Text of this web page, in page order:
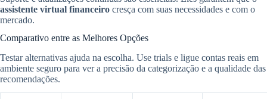
assistente virtual financeiro cresça com suas necessidades e com o
mercado.
Comparativo entre as Melhores Opções
Testar alternativas ajuda na escolha. Use trials e ligue contas reais em
ambiente seguro para ver a precisão da categorização e a qualidade das
recomendações.